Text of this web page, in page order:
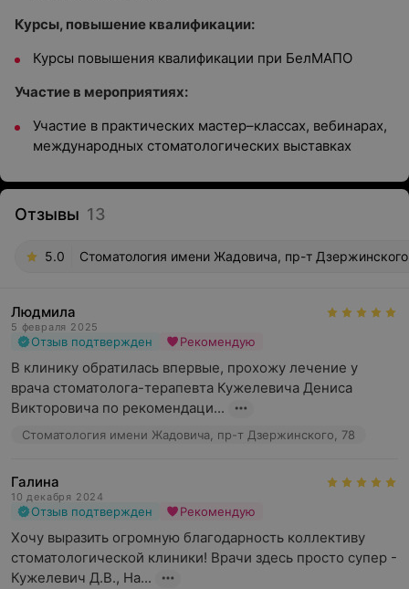
Курсы, повышение квалификации:
Курсы повышения квалификации при БелМАПО
Участие в мероприятиях:
Участие в практических мастер–классах, вебинарах,
международных стоматологических выставках
Отзывы 13
5.0 Стоматология имени Жадовича, пр-т
Людмила
5 февраля 2025
Отзыв подтвержден Рекомендую
В клинику обратилась впервые, прохожу лечение у
врача стоматолога-терапевта Кужелевича Дениса
Викторовича по рекомендаци...
Стоматология имени Жадовича, пр-т Дзержинского, 78
Галина
10 декабря 2024
Отзыв подтвержден Рекомендую
Хочу выразить огромную благодарность коллективу
стоматологической клиники! Врачи здесь просто супер -
Кужелевич Д.В., На...